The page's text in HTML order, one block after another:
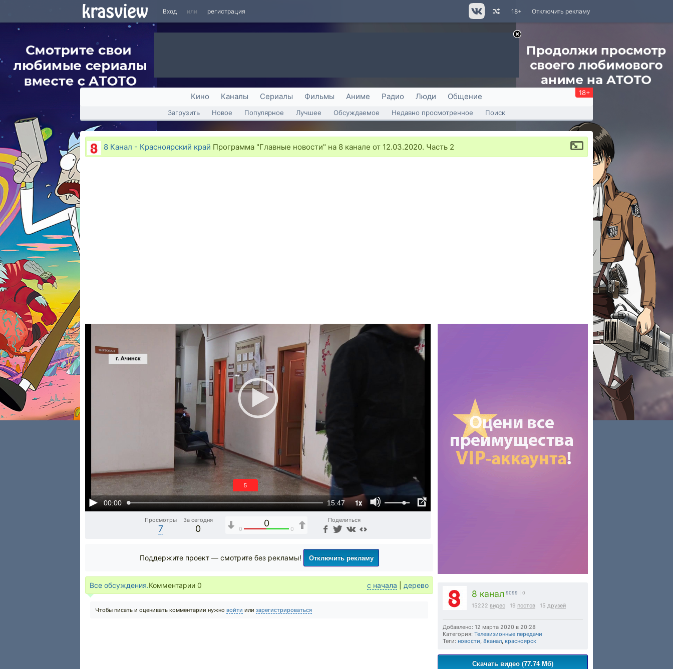
Вход или регистрация Отключить рекламу
18+
Кино Каналы Сериалы Фильмы Аниме Радио Люди Общение 18+
Загрузить Новое Популярное Лучшее Обсуждаемое Недавно просмотренное Поиск
8 Канал - Красноярский край Программа "Главные новости" на 8 канале от 12.03.2020. Часть 2
00:00 15:47 1x
5
Просмотры
7
За сегодня
0
0
0 0
Поделиться
8 канал 9099 | 0
15222 видео 19 постов 15 друзей
Добавлено: 12 марта 2020 в 20:28
Категория: Телевизионные передачи
Теги: новости, 8канал, красноярск
Скачать видео (77.74 Мб)
Поддержите проект — смотрите без рекламы! Отключить рекламу
Все обсуждения.Комментарии 0 с начала дерево
Чтобы писать и оценивать комментарии нужно войти или зарегистрироваться